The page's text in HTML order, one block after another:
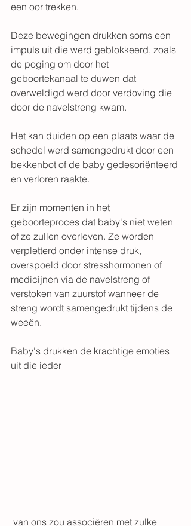
een oor trekken.
Deze bewegingen drukken soms een
impuls uit die werd geblokkeerd, zoals
de poging om door het
geboortekanaal te duwen dat
overweldigd werd door verdoving die
door de navelstreng kwam.
Het kan duiden op een plaats waar de
schedel werd samengedrukt door een
bekkenbot of de baby gedesoriënteerd
en verloren raakte.
Er zijn momenten in het
geboorteproces dat baby's niet weten
of ze zullen overleven. Ze worden
verpletterd onder intense druk,
overspoeld door stresshormonen of
medicijnen via de navelstreng of
verstoken van zuurstof wanneer de
streng wordt samengedrukt tijdens de
weeën.
Baby's drukken de krachtige emoties
uit die ieder